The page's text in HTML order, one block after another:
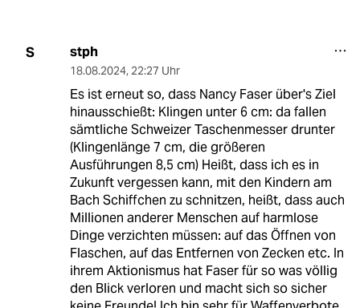
S stph
18.08.2024, 22:27 Uhr
Es ist erneut so, dass Nancy Faser über's Ziel
hinausschießt: Klingen unter 6 cm: da fallen
sämtliche Schweizer Taschenmesser drunter
(Klingenlänge 7 cm, die größeren
Ausführungen 8,5 cm) Heißt, dass ich es in
Zukunft vergessen kann, mit den Kindern am
Bach Schiffchen zu schnitzen, heißt, dass auch
Millionen anderer Menschen auf harmlose
Dinge verzichten müssen: auf das Öffnen von
Flaschen, auf das Entfernen von Zecken etc. In
ihrem Aktionismus hat Faser für so was völlig
den Blick verloren und macht sich so sicher